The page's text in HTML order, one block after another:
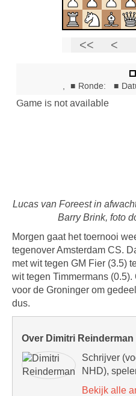
Lucas van Foreest in
Barry Brink, foto
Morgen gaat het toernooi
tegenover Amsterdam CS.
met wit tegen GM Fier (3.5)
wit tegen Timmermans
voor de Groninger om
dus.
Over Dimitri Reinderman
Schrijver
NHD),
Bekijk alle